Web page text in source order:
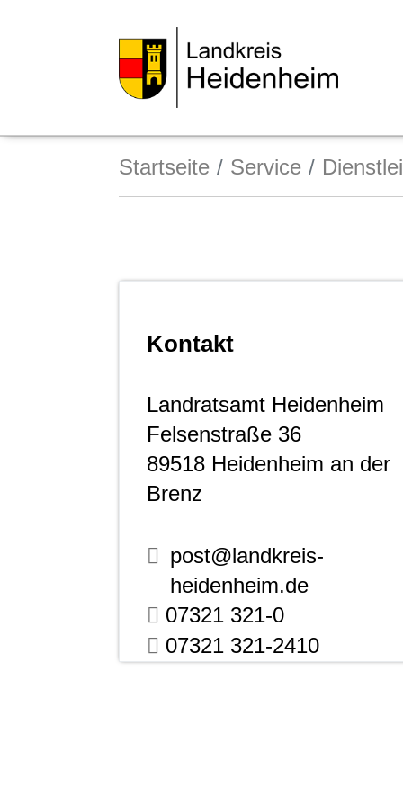
Startseite Service
Kontakt
Landratsamt Heidenheim
Felsenstraße 36
89518 Heidenheim an der
Brenz
post@landkreis-
heidenheim.de
07321 321-0
07321 321-2410